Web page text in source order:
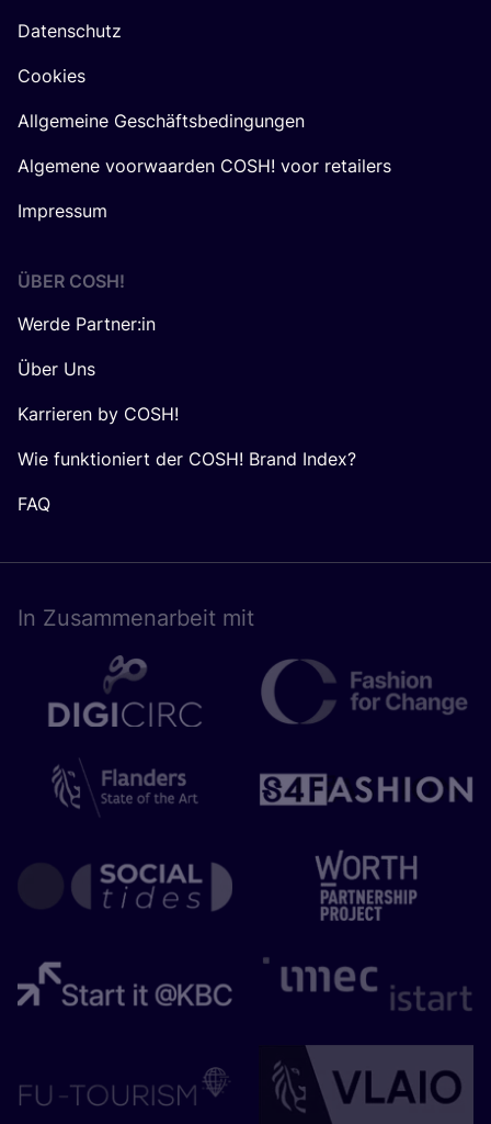
Datenschutz
Cookies
Allgemeine Geschäftsbedingungen
Algemene voorwaarden COSH! voor retailers
Impressum
ÜBER COSH!
Werde Partner:in
Über Uns
Karrieren by COSH!
Wie funktioniert der COSH! Brand Index?
FAQ
In Zusam­men­ar­beit mit